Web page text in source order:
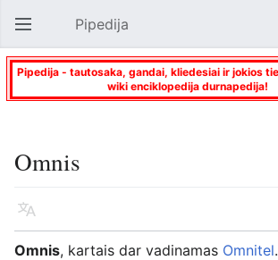
Atverti pagrindinį meniu Pipedija
Pipedija - tautosaka, gandai, kliedesiai ir jokios
wiki enciklopedija durnapedija!
Omnis
Kalba
Omnis, kartais dar vadinamas Omnitel